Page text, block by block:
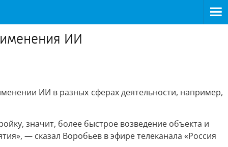
ИИ
ИИ в разных сферах деятельности, например,
значит, более быстрое возведение объекта и
— сказал Воробьев в эфире телеканала «Россия